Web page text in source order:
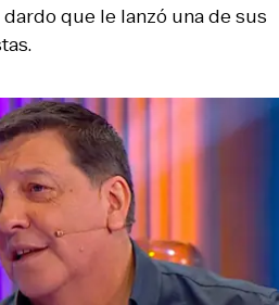
que le lanzó una de sus